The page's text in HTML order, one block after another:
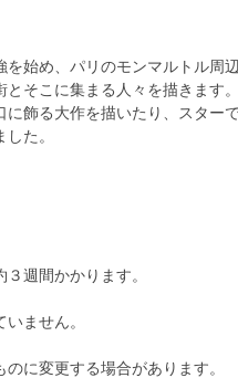
を始め、パリのモンマルトル周
とそこに集まる人々を描きます
に飾る大作を描いたり、スター
た。
週間かかります。
ません。
に変更する場合があります。